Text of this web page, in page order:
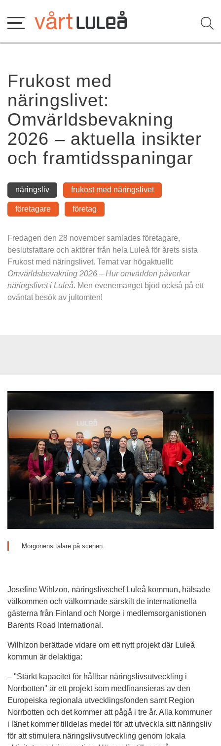
innehåll
Frukost med
näringslivet:
Omvärldsbevakning
2026 – aktuella insikter
och framtidsspaningar
näringsliv frukost med näringslivet
företagare företag
Fredagen den 28 november samlades företagare,
beslutsfattare och aktörer från hela Luleå för årets sista
Omvärldsbevakning 2026 – Hur omvärlden påverkar
näringslivet i Luleå. Men evenemanget bjöd också på ett
oväntat besök av jultomten!
Morgonens talare på scenen.
Josefine Wihlzon, näringslivschef Luleå kommun, hälsade
välkommen och välkomnade särskilt de internationella
gästerna från Finland och Norge i medlemsorganistionen
Barents Road International.
Wilhlzon berättade vidare om ett nytt projekt där Luleå
kommun är delaktiga:
– "Stärkt kapacitet för hållbar näringslivsutveckling i
Norrbotten" är ett projekt som medfinansieras av den
Europeiska regionala utvecklingsfonden samt Region
Norrbotten och det kommer att pågå i tre år. Alla kommuner
i länet kommer tilldelas medel för att utveckla sitt näringsliv
för att stimulera näringslivsutveckling genom lokala